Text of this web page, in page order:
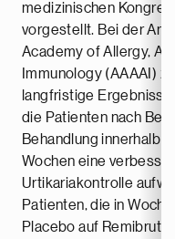
medizinischen
vorgestellt. Bei der
Academy of Allergy,
Immunology (AAAAI)
langfristige
die Patienten nach
Behandlung innerhalb
Wochen eine
Urtikariakontrolle
Patienten, die in
Placebo auf